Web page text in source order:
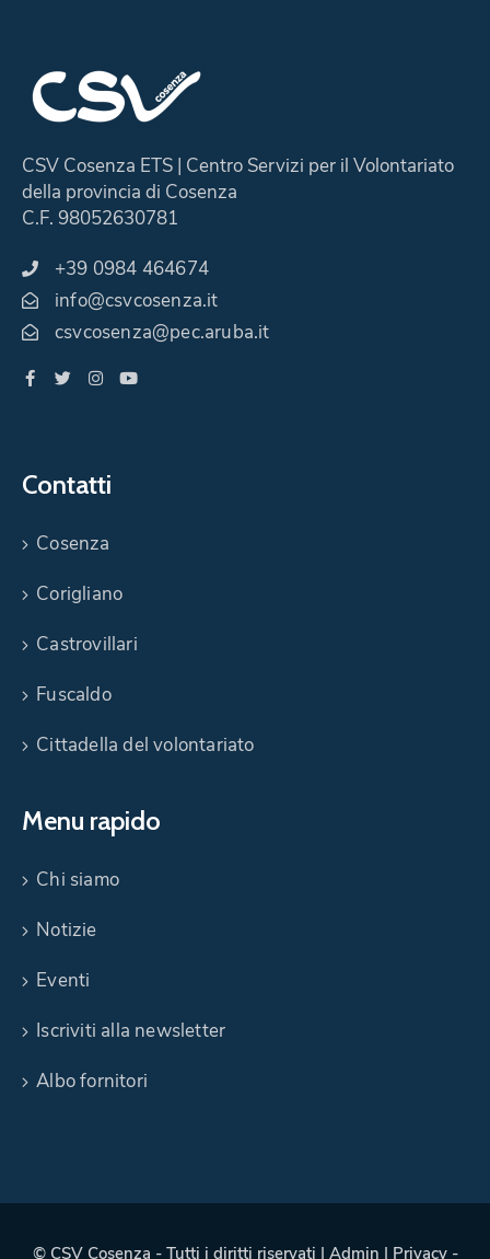
CSV Cosenza ETS | Centro Servizi per il Volontariato
della provincia di Cosenza
C.F. 98052630781
+39 0984 464674
info@csvcosenza.it
csvcosenza@pec.aruba.it
Contatti
Cosenza
Corigliano
Castrovillari
Fuscaldo
Cittadella del volontariato
Menu rapido
Chi siamo
Notizie
Eventi
Iscriviti alla newsletter
Albo fornitori
© CSV Cosenza - Tutti i diritti riservati | Admin | Privacy-